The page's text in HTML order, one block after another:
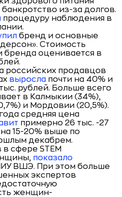
банкротство из-за долгов.
процедуру наблюдения в
бренд и основные
Стоимость
бренда оценивается в
российских продавцов
выросла почти на 40% и
рублей. Больше всего
в Калмыкии (34%),
и Мордовии (20,5%).
средняя цена
примерно 26 тыс. -27
15-20% выше по
декабрем.
в сфере STEM
показало
ВШЭ. При этом больше
экспертов
женщин-